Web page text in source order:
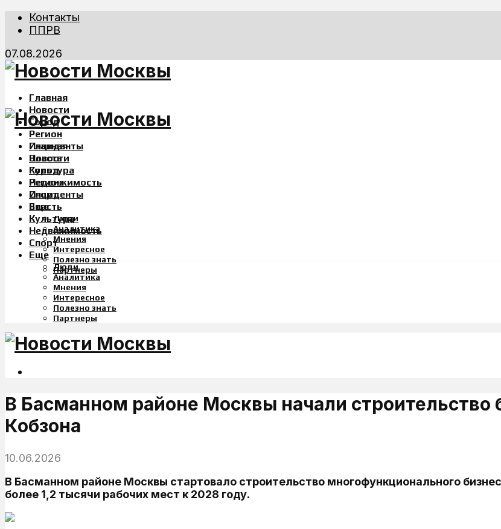
Контакты
ППРВ
07.08.2026
Главная
Новости
Город
Регион
Инциденты
Власть
Культура
Недвижимость
Спорт
Еще
Люди
Аналитика
Мнения
Интересное
Полезно знать
Партнеры
Главная
Новости
Город
Регион
Инциденты
Власть
Культура
Недвижимость
Спорт
Еще
Люди
Аналитика
Мнения
Интересное
Полезно знать
Партнеры
В Басманном районе Москвы начали
Кобзона
10.06.2026
В Басманном районе Москвы стартовало строительство многофункционального
более 1,2 тысячи рабочих мест к 2028 году.